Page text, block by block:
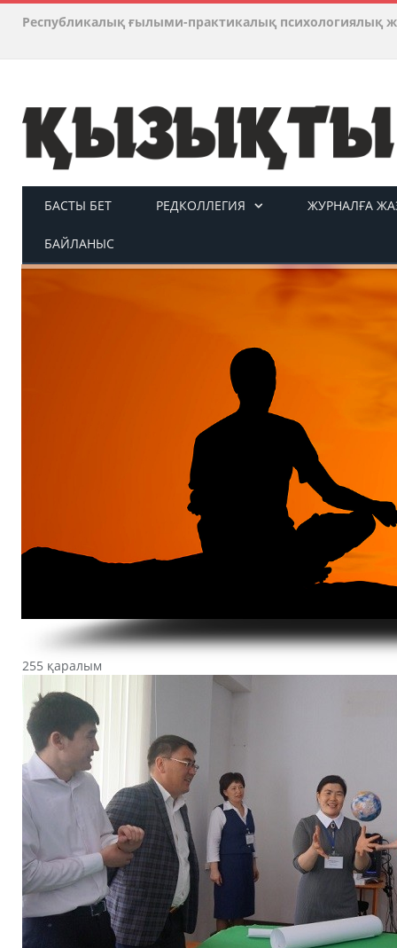
Республикалық ғылыми-практикалық психологиялық
БАСТЫ БЕТ РЕДКОЛЛЕГИЯ ЖУРНАЛҒА
БАЙЛАНЫС
255 қаралым